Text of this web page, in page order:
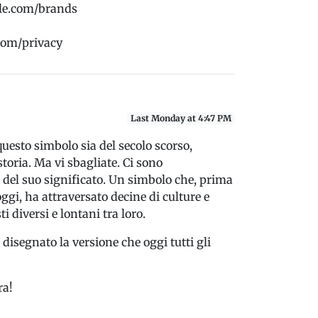
brands
privacy
Last Monday at 4:47 PM
simbolo sia del secolo scorso,
Ma vi sbagliate. Ci sono
suo significato. Un simbolo che, prima
ha attraversato decine di culture e
diversi e lontani tra loro.
disegnato la versione che oggi tutti gli